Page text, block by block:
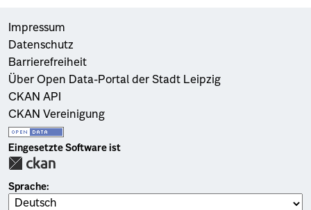
Impressum
Datenschutz
Barrierefreiheit
Über Open Data-Portal der Stadt Leipzig
CKAN API
CKAN Vereinigung
Eingesetzte Software ist
Sprache